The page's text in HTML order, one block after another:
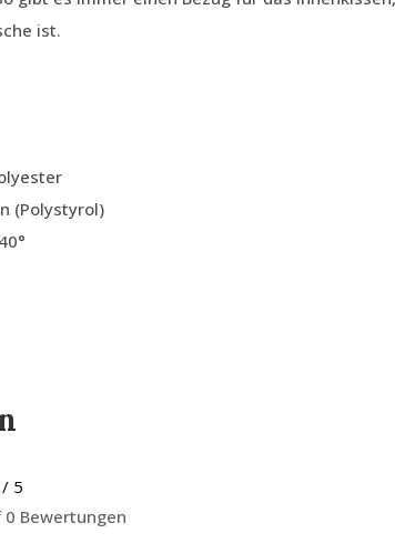
ist.
(Polystyrol)
/ 5
Bewertungen